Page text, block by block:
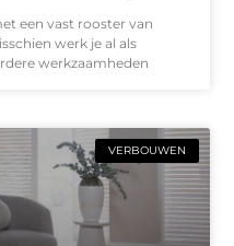
een vast rooster van
werk je al als
werkzaamheden
VERBOUWEN